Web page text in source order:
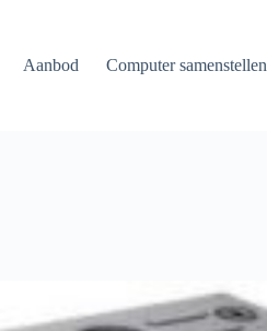
Aanbod Computer samenstellen